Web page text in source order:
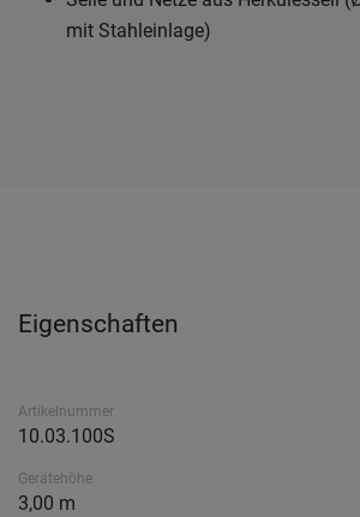
mit Stahleinlage)
Eigenschaften
Artikelnummer
10.03.100S
Gerätehöhe
3,00 m